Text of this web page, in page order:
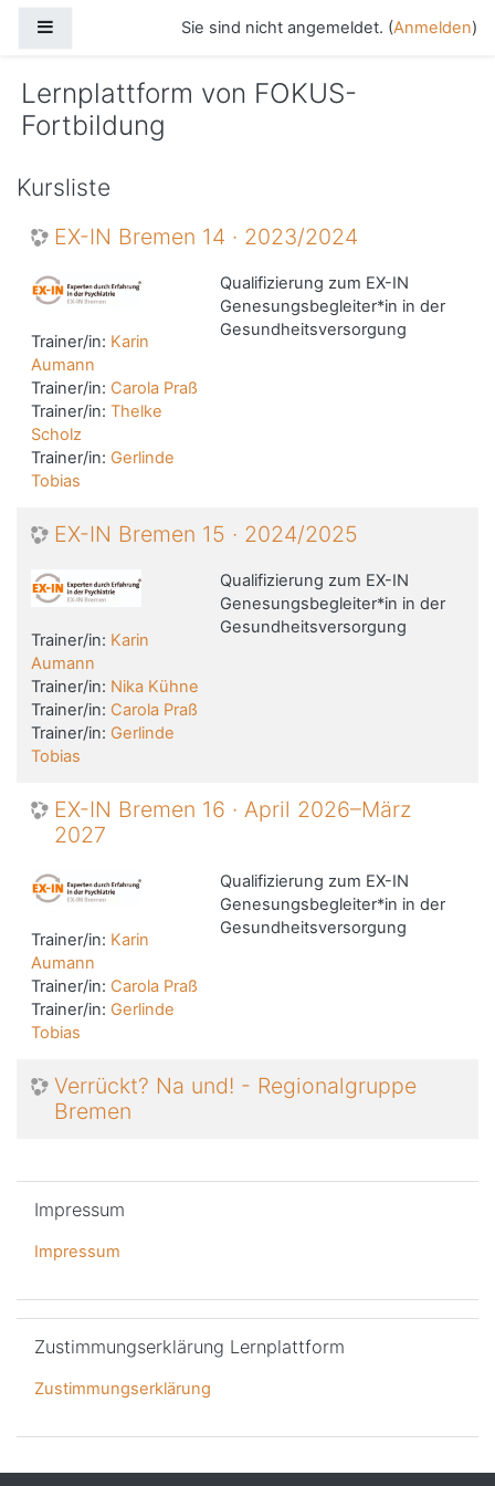
Website-ÜbersichtSie sind nicht angemeldet. (Anmelden)
Lernplattform von FOKUS-
Fortbildung
Kursliste
EX-IN Bremen 14 · 2023/2024
Qualifizierung zum EX-IN
Genesungsbegleiter*in in der
Gesundheitsversorgung
Trainer/in: Karin
Aumann
Trainer/in: Carola Praß
Trainer/in: Thelke
Scholz
Trainer/in: Gerlinde
Tobias
EX-IN Bremen 15 · 2024/2025
Qualifizierung zum EX-IN
Genesungsbegleiter*in in der
Gesundheitsversorgung
Trainer/in: Karin
Aumann
Trainer/in: Nika Kühne
Trainer/in: Carola Praß
Trainer/in: Gerlinde
Tobias
EX-IN Bremen 16 · April 2026–März
2027
Qualifizierung zum EX-IN
Genesungsbegleiter*in in der
Gesundheitsversorgung
Trainer/in: Karin
Aumann
Trainer/in: Carola Praß
Trainer/in: Gerlinde
Tobias
Verrückt? Na und! - Regionalgruppe
Bremen
Impressum
Impressum
Zustimmungserklärung Lernplattform
Zustimmungserklärung